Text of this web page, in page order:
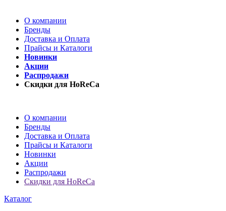
О компании
Бренды
Доставка и Оплата
Прайсы и Каталоги
Новинки
Акции
Распродажи
Скидки для HoReCa
О компании
Бренды
Доставка и Оплата
Прайсы и Каталоги
Новинки
Акции
Распродажи
Скидки для HoReCa
Каталог